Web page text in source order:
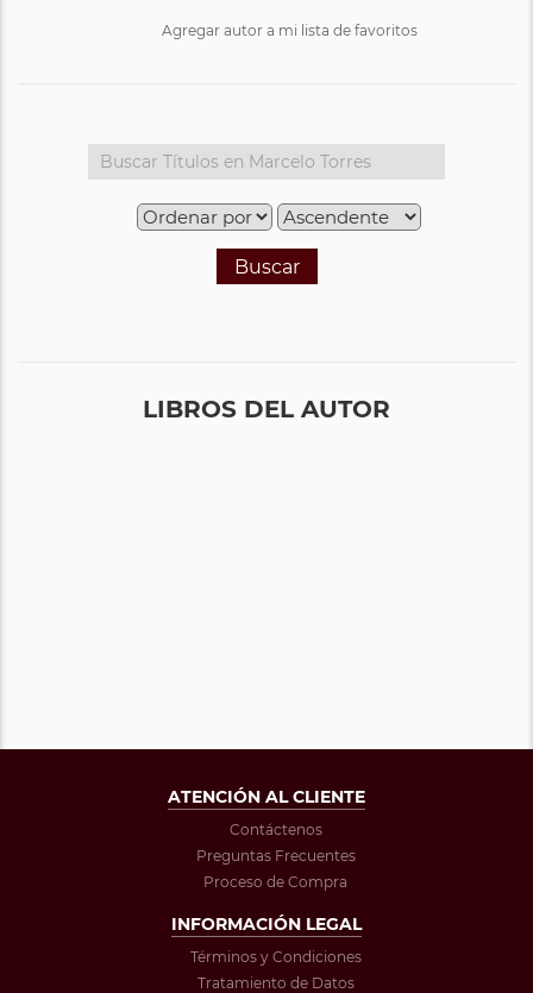
Agregar autor a mi lista de favoritos
Buscar
LIBROS DEL AUTOR
ATENCIÓN AL CLIENTE
Contáctenos
Preguntas Frecuentes
Proceso de Compra
INFORMACIÓN LEGAL
Términos y Condiciones
Tratamiento de Datos